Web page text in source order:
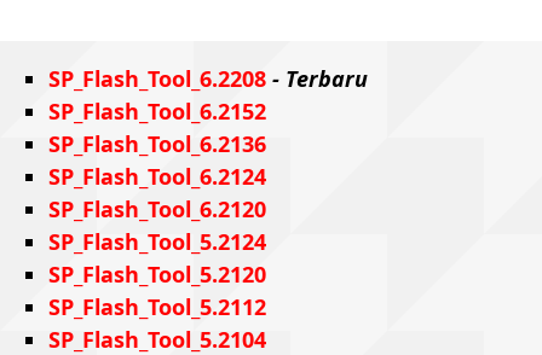
SP_Flash_Tool_6.2208 - Terbaru
SP_Flash_Tool_6.2152
SP_Flash_Tool_6.2136
SP_Flash_Tool_6.2124
SP_Flash_Tool_6.2120
SP_Flash_Tool_5.2124
SP_Flash_Tool_5.2120
SP_Flash_Tool_5.2112
SP_Flash_Tool_5.2104